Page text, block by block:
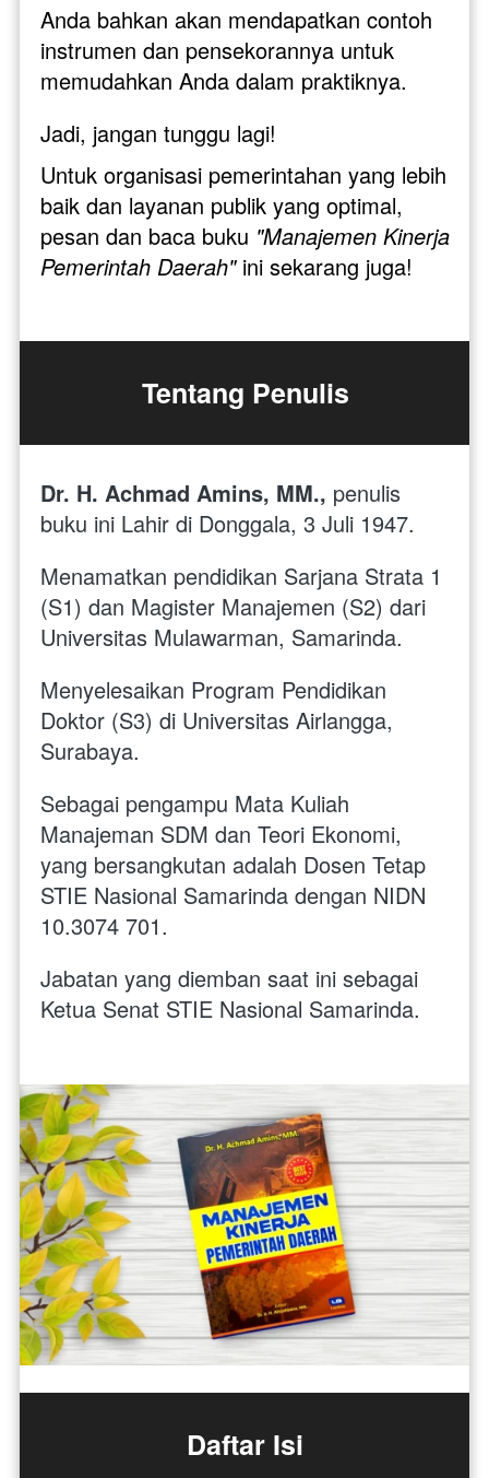
Anda bahkan akan mendapatkan contoh
instrumen dan pensekorannya untuk
memudahkan Anda dalam praktiknya.
Jadi, jangan tunggu lagi!
Untuk organisasi pemerintahan yang lebih
baik dan layanan publik yang optimal,
pesan dan baca buku "Manajemen Kinerja
Pemerintah Daerah" ini sekarang juga!
Tentang Penulis
Dr. H. Achmad Amins, MM., penulis
buku ini Lahir di Donggala, 3 Juli 1947.
Menamatkan pendidikan Sarjana Strata 1
(S1) dan Magister Manajemen (S2) dari
Universitas Mulawarman, Samarinda.
Menyelesaikan Program Pendidikan
Doktor (S3) di Universitas Airlangga,
Surabaya.
Sebagai pengampu Mata Kuliah
Manajeman SDM dan Teori Ekonomi,
yang bersangkutan adalah Dosen Tetap
STIE Nasional Samarinda dengan NIDN
10.3074 701.
Jabatan yang diemban saat ini sebagai
Ketua Senat STIE Nasional Samarinda.
Daftar Isi